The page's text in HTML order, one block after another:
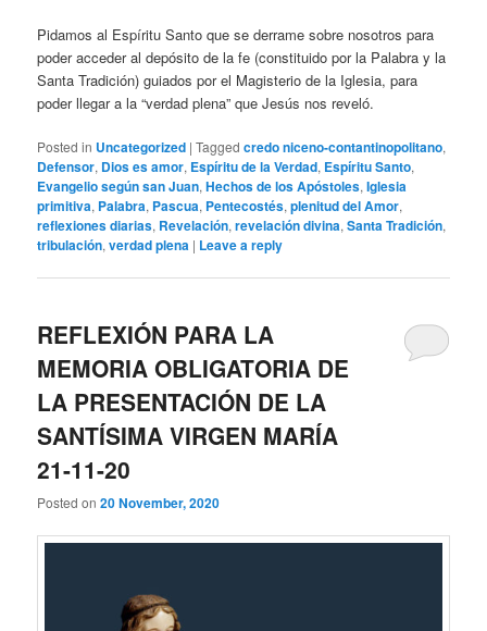
Pidamos al Espíritu Santo que se derrame sobre nosotros para
poder acceder al depósito de la fe (constituido por la Palabra y la
Santa Tradición) guiados por el Magisterio de la Iglesia, para
poder llegar a la “verdad plena” que Jesús nos reveló.
Posted in Uncategorized |Tagged credo niceno-contantinopolitano,
Defensor, Dios es amor, Espíritu de la Verdad, Espíritu Santo,
Evangelio según san Juan,Hechos de los Apóstoles,Iglesia
primitiva, Palabra, Pascua, Pentecostés,plenitud del Amor,
reflexiones diarias, Revelación,revelación divina,Santa Tradición,
tribulación,verdad plena | Leave a reply
REFLEXIÓN PARA LA
MEMORIA OBLIGATORIA DE
LA PRESENTACIÓN DE LA
SANTÍSIMA VIRGEN MARÍA
21-11-20
Posted on20 November, 2020